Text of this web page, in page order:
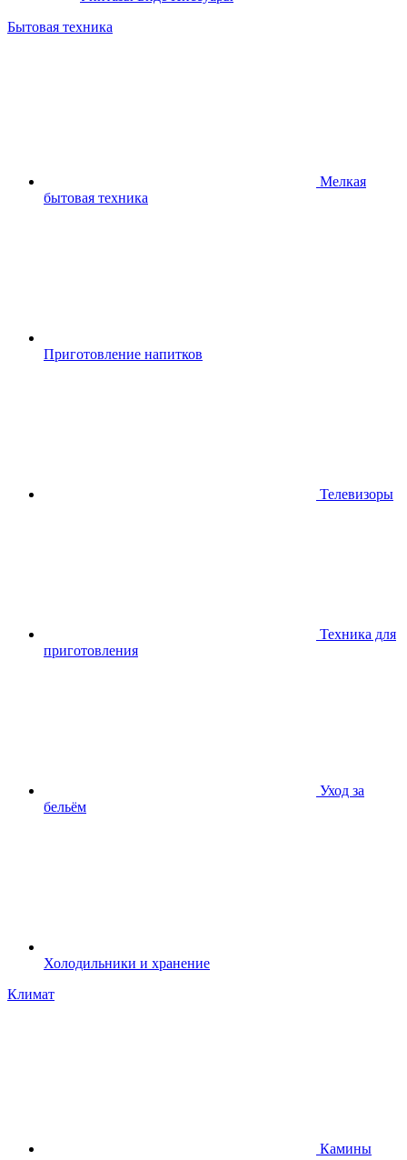
Бытовая техника
Мелкая
бытовая техника
Приготовление напитков
Телевизоры
Техника для
приготовления
Уход за
бельём
Холодильники и хранение
Климат
Камины